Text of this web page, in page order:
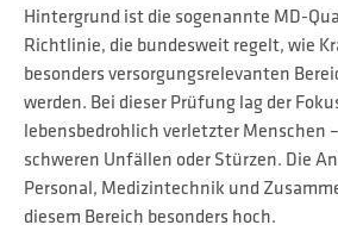
Hintergrund ist die sogenannte MD-
Richtlinie, die bundesweit regelt, wie
besonders versorgungsrelevanten
werden. Bei dieser Prüfung lag der
lebensbedrohlich verletzter Menschen
schweren Unfällen oder Stürzen. Die
Personal, Medizintechnik und
diesem Bereich besonders hoch.